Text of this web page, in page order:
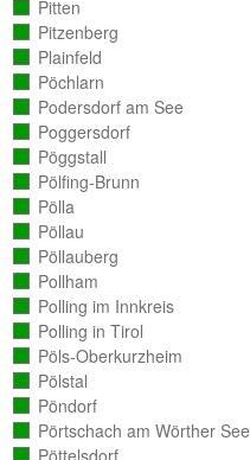
Pitten
(vollständig
ausgezählt)
Pitzenberg
(vollständig
ausgezählt)
Plainfeld
(vollständig
ausgezählt)
Pöchlarn
(vollständig
ausgezählt)
Podersdorf am See
(vollständig
ausgezählt)
Poggersdorf
(vollständig
ausgezählt)
Pöggstall
(vollständig
ausgezählt)
Pölfing-Brunn
(vollständig
ausgezählt)
Pölla
(vollständig
ausgezählt)
Pöllau
(vollständig
ausgezählt)
Pöllauberg
(vollständig
ausgezählt)
Pollham
(vollständig
ausgezählt)
Polling im Innkreis
(vollständig
ausgezählt)
Polling in Tirol
(vollständig
ausgezählt)
Pöls-Oberkurzheim
(vollständig
ausgezählt)
Pölstal
(vollständig
ausgezählt)
Pöndorf
(vollständig
ausgezählt)
Pörtschach am Wörther See
(vollständig
ausgezählt)